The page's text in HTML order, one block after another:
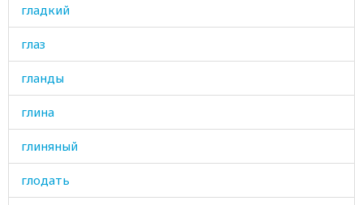
гладкий
глаз
гланды
глина
глиняный
глодать